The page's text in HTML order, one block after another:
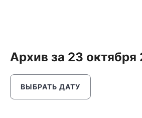
Архив за 23 октября
ВЫБРАТЬ ДАТУ